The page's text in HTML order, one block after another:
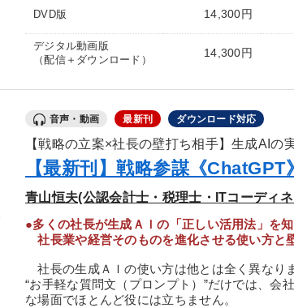
DVD版 14,300円
デジタル動画版
（配信＋ダウンロード）
14,300円
音声・動画 最新刊 ダウンロード対応
【戦略の立案×社長の壁打ち相手】生成AIの
【最新刊】戦略参謀《ChatGPT
青山恒夫(公認会計士・税理士・ITコーディ
●多くの社長が生成ＡＩの「正しい活用法」を知
社長業や経営そのものを進化させる使い方と
社長の生成ＡＩの使い方は他とは全く異なり
“お手軽な質問文（プロンプト）”だけでは、会
な場面でほとんど役には立ちません。